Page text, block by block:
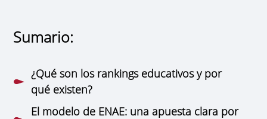
Sumario:
¿Qué son los rankings educativos y por
qué existen?
El modelo de ENAE: una apuesta clara por